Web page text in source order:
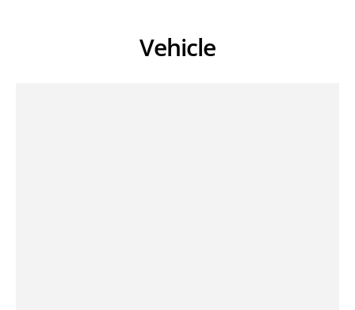
Vehicle